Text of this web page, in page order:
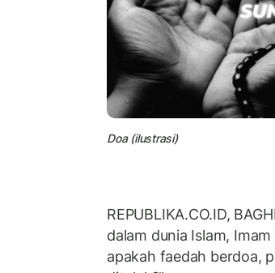
Doa (ilustrasi)
REPUBLIKA.CO.ID,
dalam dunia Islam,
apakah faedah berdoa,